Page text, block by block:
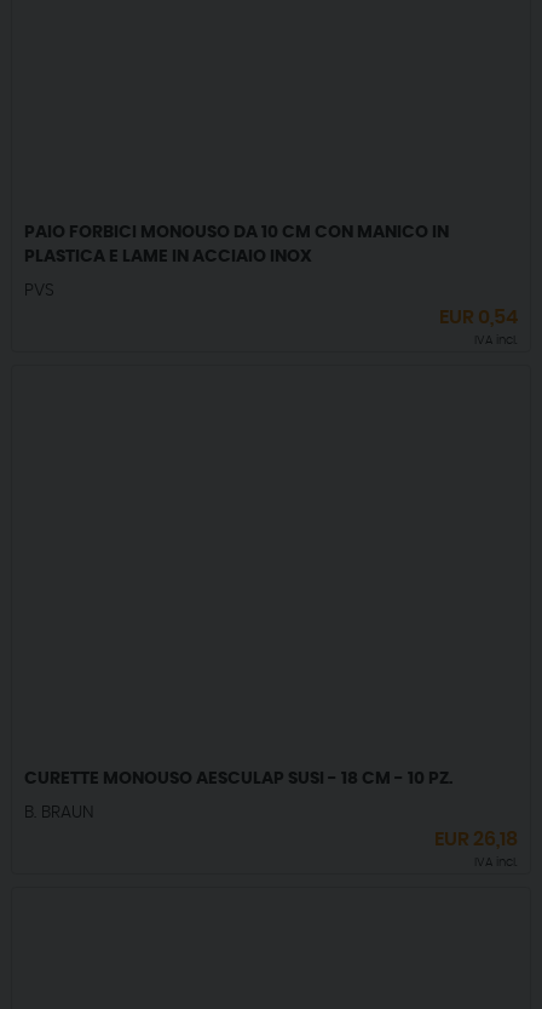
PAIO FORBICI MONOUSO DA 10 CM CON MANICO IN
PLASTICA E LAME IN ACCIAIO INOX
PVS
EUR 0,54
IVA incl.
CURETTE MONOUSO AESCULAP SUSI - 18 CM - 10 PZ.
B. BRAUN
EUR 26,18
IVA incl.